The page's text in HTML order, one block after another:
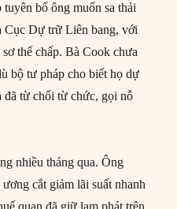
bố ông muốn sa thải
Cục Dự trữ Liên bang, với
thế chấp. Bà Cook chưa
bộ tư pháp cho biết họ dự
đã từ chối từ chức, gọi nỗ
nhiều tháng qua. Ông
cắt giảm lãi suất nhanh
quan đã giữ lạm phát trên